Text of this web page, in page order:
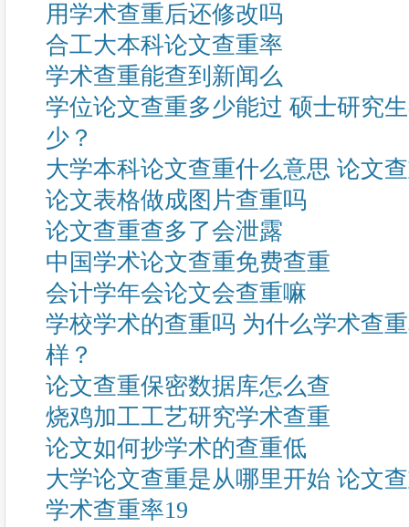
用学术查重后还修改吗
合工大本科论文查重率
学术查重能查到新闻么
学位论文查重多少能过 硕士研究
少？
大学本科论文查重什么意思 论文
论文表格做成图片查重吗
论文查重查多了会泄露
中国学术论文查重免费查重
会计学年会论文会查重嘛
学校学术的查重吗 为什么学术查
样？
论文查重保密数据库怎么查
烧鸡加工工艺研究学术查重
论文如何抄学术的查重低
大学论文查重是从哪里开始 论文
学术查重率19